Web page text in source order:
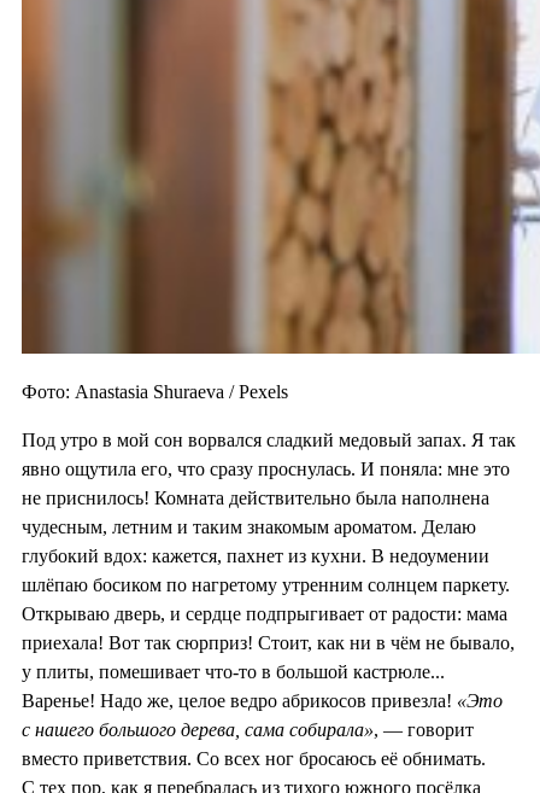
Фото: Anastasia Shuraeva / Pexels
Под утро в мой сон ворвался сладкий медовый запах. Я так
явно ощутила его, что сразу проснулась. И поняла: мне это
не приснилось! Комната действительно была наполнена
чудесным, летним и таким знакомым ароматом. Делаю
глубокий вдох: кажется, пахнет из кухни. В недоумении
шлёпаю босиком по нагретому утренним солнцем паркету.
Открываю дверь, и сердце подпрыгивает от радости: мама
приехала! Вот так сюрприз! Стоит, как ни в чём не бывало,
у плиты, помешивает что-то в большой кастрюле...
Варенье! Надо же, целое ведро абрикосов привезла! «Это
с нашего большого дерева, сама собирала», — говорит
вместо приветствия. Со всех ног бросаюсь её обнимать.
С тех пор, как я перебралась из тихого южного посёлка